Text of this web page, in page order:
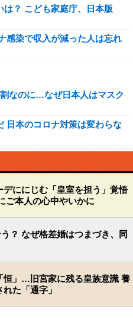
は？ こども家庭庁、日本版
感染で収入が減った人は忘れ
なのに…なぜ日本人はマスク
日本のコロナ対策は変わらな
ににじむ「皇室を担う」覚悟
ご本人の心中やいかに
？ なぜ格差婚はつまづき、同
恒」…旧宮家に残る皇族意識 養
た「通字」